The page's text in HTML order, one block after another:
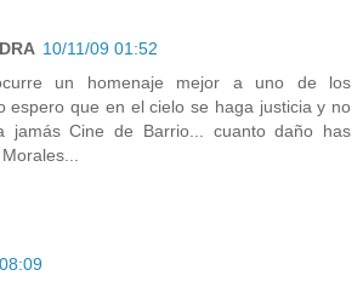
10/11/09 01:52
un homenaje mejor a uno de los
espero que en el cielo se haga justicia y no
jamás Cine de Barrio... cuanto daño has